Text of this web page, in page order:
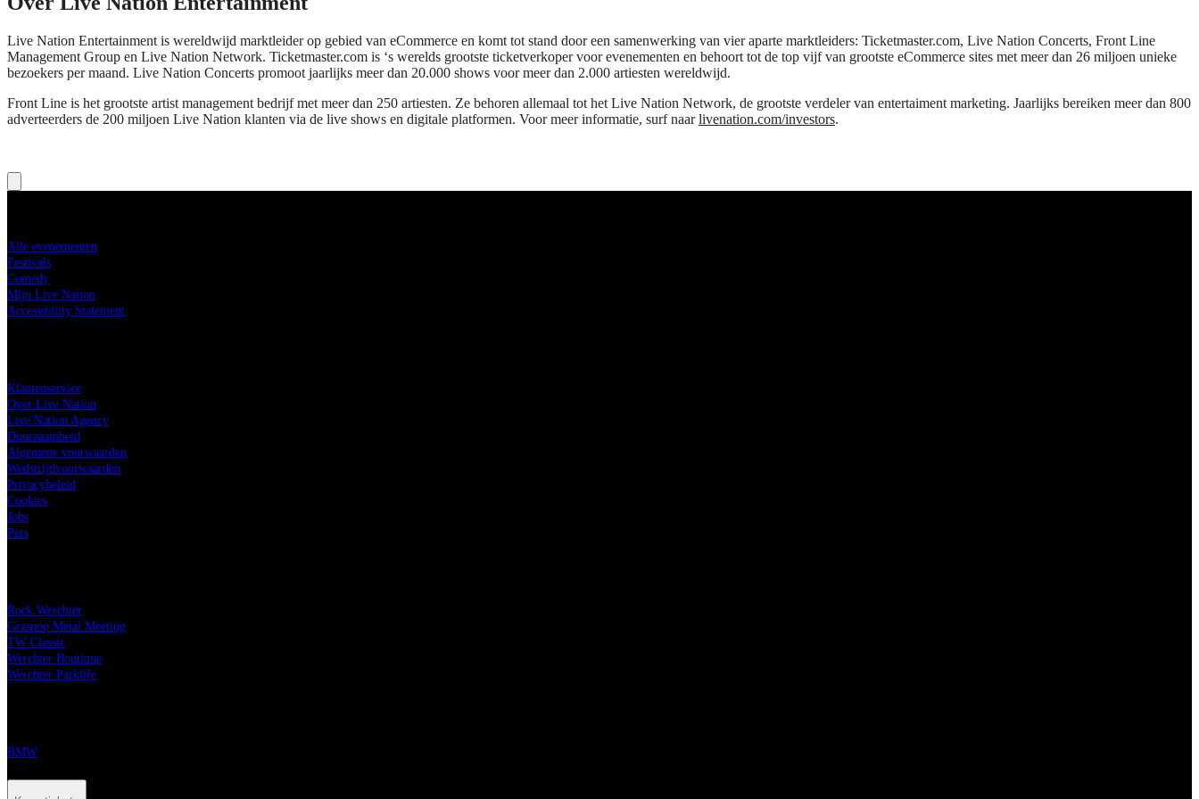
Live Nation Entertainment is wereldwijd marktleider op gebied van eCommerce en komt tot stand door een samenwerking van vier aparte marktleiders: Ticketmaster.com, Live Nation Concerts, Front Line
Management Group en Live Nation Network. Ticketmaster.com is ‘s werelds grootste ticketverkoper voor evenementen en behoort tot de top vijf van grootste eCommerce sites met meer dan 26 miljoen unieke
bezoekers per maand. Live Nation Concerts promoot jaarlijks meer dan 20.000 shows voor meer dan 2.000 artiesten wereldwijd.
Front Line is het grootste artist management bedrijf met meer dan 250 artiesten. Ze behoren allemaal tot het Live Nation Network, de grootste verdeler van entertaiment marketing. Jaarlijks bereiken meer dan 800
adverteerders de 200 miljoen Live Nation klanten via de live shows en digitale platformen. Voor meer informatie, surf naarlivenation.com/investors.
Alle evenementen
Festivals
Comedy
Mijn Live Nation
Accessibility Statement
Klantenservice
Over Live Nation
Live Nation Agency
Duurzaamheid
Algemene voorwaarden
Wedstrijdvoorwaarden
Privacybeleid
Cookies
Jobs
Pers
Rock Werchter
Graspop Metal Meeting
TW Classic
Werchter Boutique
Werchter Parklife
BMW